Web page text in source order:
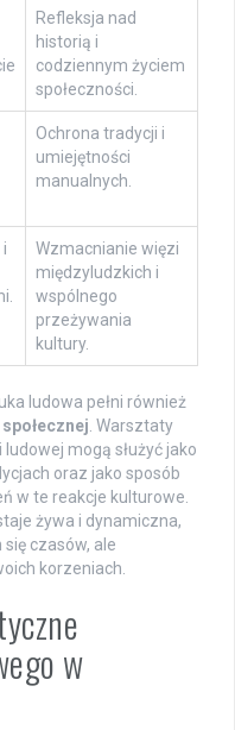
Refleksja nad
historią i
codziennym życiem
społeczności.
Ochrona tradycji i
umiejętności
manualnych.
Wzmacnianie więzi
międzyludzkich i
wspólnego
przeżywania
kultury.
ludowa pełni również
. Warsztaty
mogą służyć jako
oraz jako sposób
w te reakcje kulturowe.
żywa i dynamiczna,
czasów, ale
korzeniach.
w